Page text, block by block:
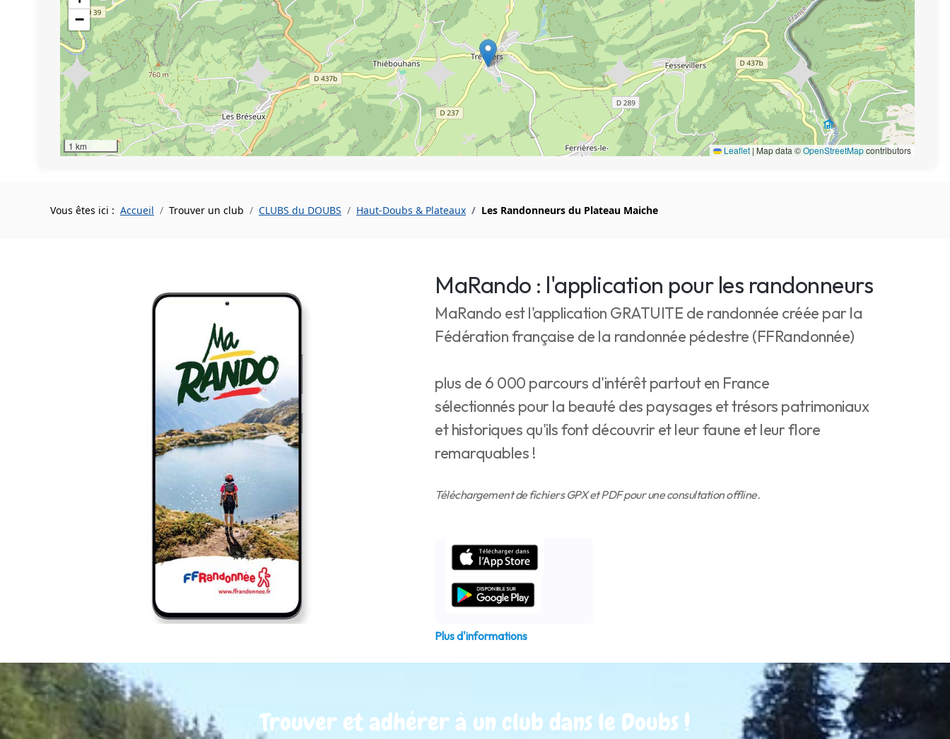
−
1 km Leaflet | Map data ©OpenStreetMapcontributors
Vous êtes ici : Accueil Trouver un club CLUBS du DOUBS Haut-Doubs & Plateaux Les Randonneurs du Plateau Maiche
MaRando : l'application pour les randonneurs
MaRando est l'application GRATUITE de randonnée créée par la
Fédération française de la randonnée pédestre (FFRandonnée)
plus de 6 000 parcours d'intérêt partout en France
sélectionnés pour la beauté des paysages et trésors patrimoniaux
et historiques qu'ils font découvrir et leur faune et leur flore
remarquables !
Téléchargement de fichiers GPX et PDF pour une consultation offline.
Plus d'informations
Trouver et adhérer à un club dans le Doubs !